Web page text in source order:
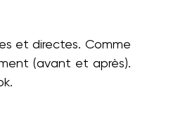
et directes. Comme
(avant et après).